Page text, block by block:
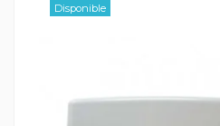
Disponible